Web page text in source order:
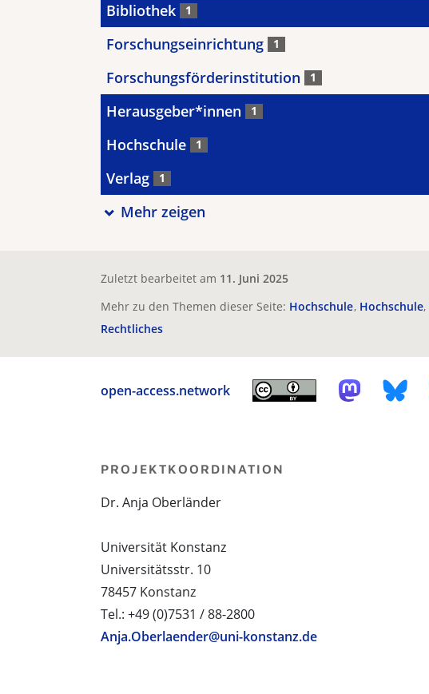
Bibliothek 1
Forschungseinrichtung 1
Forschungsförderinstitution 1
Herausgeber*innen 1
Hochschule 1
Verlag 1
Mehr zeigen
Zuletzt bearbeitet am 11. Juni 2025
Mehr zu den Themen dieser Seite: Hochschule Hochschule
Rechtliches
open-access.network
PROJEKTKOORDINATION
Dr. Anja Oberländer
Universität Konstanz
Universitätsstr. 10
78457 Konstanz
Tel.: +49 (0)7531 / 88-2800
Anja.Oberlaender@uni-konstanz.de